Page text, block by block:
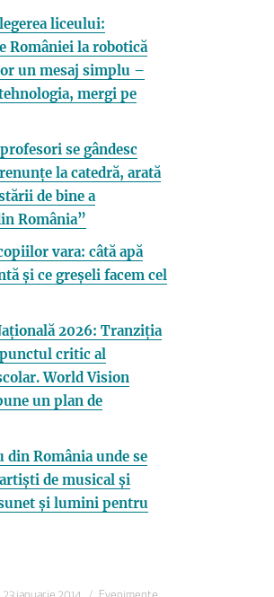
liceului:
României la robotică
un mesaj simplu –
mergi pe
se gândesc
la catedră, arată
de bine a
România”
vara: câtă apă
și ce greșeli facem cel
2026: Tranziția
critic al
World Vision
un plan de
România unde se
de musical și
și lumini pentru
Publicat
Categorii